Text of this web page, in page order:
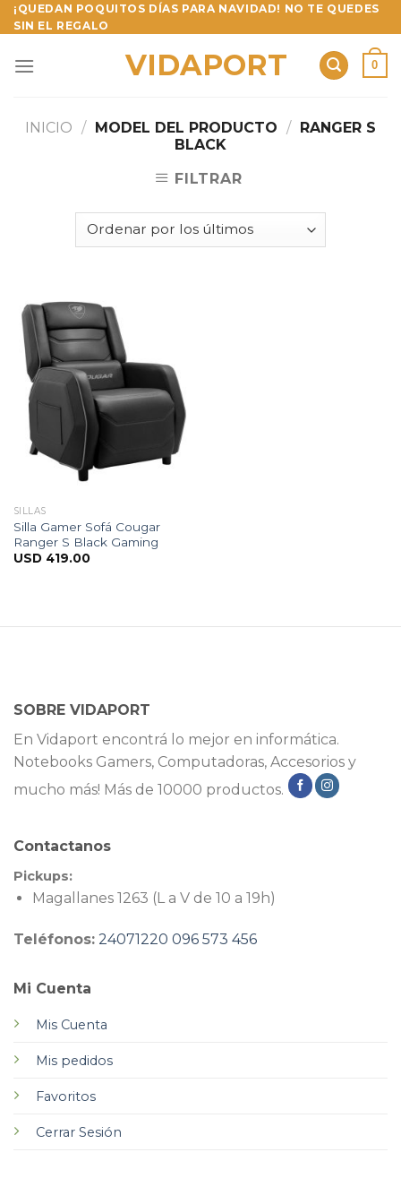
Skip
to
¡QUEDAN POQUITOS DÍAS PARA NAVIDAD! NO TE QUEDES
SIN EL REGALO
VIDAPORT 0
INICIO / MODEL DEL PRODUCTO / RANGER S
BLACK
FILTRAR
SILLAS
Silla Gamer Sofá Cougar
Ranger S Black Gaming
USD 419.00
SOBRE VIDAPORT
En Vidaport encontrá lo mejor en informática.
Notebooks Gamers, Computadoras, Accesorios y
mucho más! Más de 10000 productos.
Mi Cuenta
Mis Cuenta
Mis pedidos
Favoritos
Cerrar Sesión
Contactanos
Pickups:
Magallanes 1263 (L a V de 10 a 19h)
Teléfonos: 24071220 096 573 456